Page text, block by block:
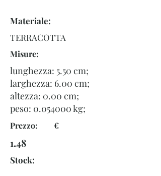
Materiale:
TERRACOTTA
Misure:
lunghezza: 5.50 cm;
larghezza: 6.00 cm;
altezza: 0.00 cm;
peso: 0.054000kg;
Prezzo: €
1.48
Stock: